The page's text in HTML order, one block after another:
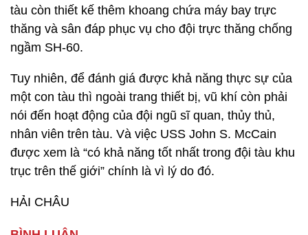
tàu còn thiết kế thêm khoang chứa máy bay trực
thăng và sân đáp phục vụ cho đội trực thăng chống
ngầm SH-60.
Tuy nhiên, để đánh giá được khả năng thực sự của
một con tàu thì ngoài trang thiết bị, vũ khí còn phải
nói đến hoạt động của đội ngũ sĩ quan, thủy thủ,
nhân viên trên tàu. Và việc USS John S. McCain
được xem là “có khả năng tốt nhất trong đội tàu khu
trục trên thế giới” chính là vì lý do đó.
HẢI CHÂU